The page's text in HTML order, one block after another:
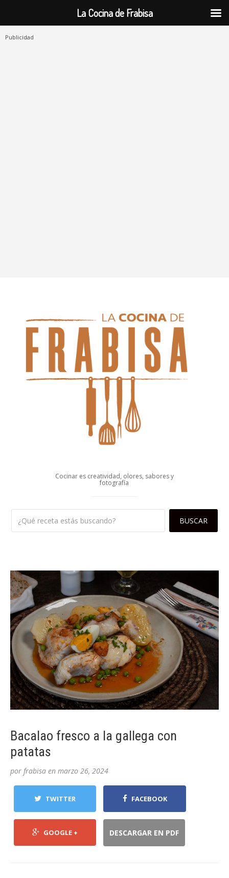
Publicidad
Cocinar es creatividad, olores, sabores y
fotografía
Bacalao fresco a la gallega con
patatas
por frabisa en marzo 26, 2024
TWITTER FACEBOOK
GOOGLE + DESCARGAR EN PDF
La Cocina de Frabisa